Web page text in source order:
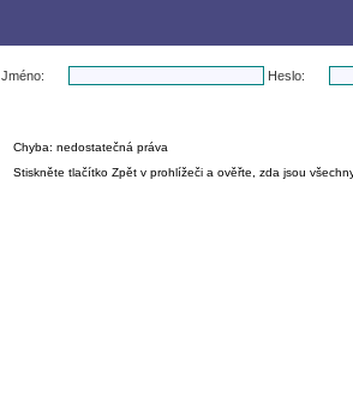
Jméno: Heslo:
Chyba: nedostatečná práva
Stiskněte tlačítko Zpět v prohlížeči a ověřte, zda jsou